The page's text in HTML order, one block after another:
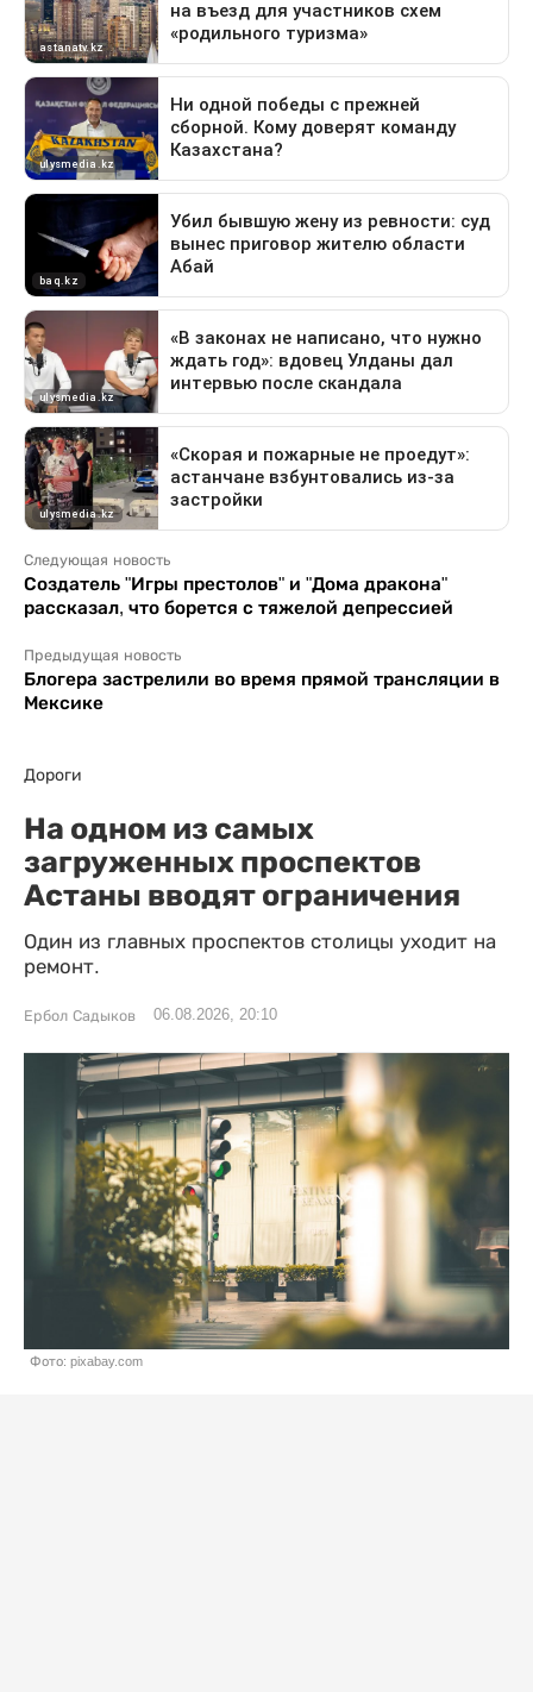
Следующая новость
Создатель "Игры престолов" и "Дома дракона"
рассказал, что борется с тяжелой депрессией
Предыдущая новость
Блогера застрелили во время прямой трансляции в
Мексике
Дороги
На одном из самых
загруженных проспектов
Астаны вводят ограничения
Один из главных проспектов столицы уходит на
ремонт.
Ербол Садыков 06.08.2026, 20:10
Фото: pixabay.com